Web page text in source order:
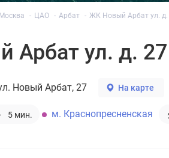
Москва ЦАО Арбат ЖК Новый Арбат ул. д.
ул. д. 27
Новый Арбат, 27 На карте
5 мин. м. Краснопресненская